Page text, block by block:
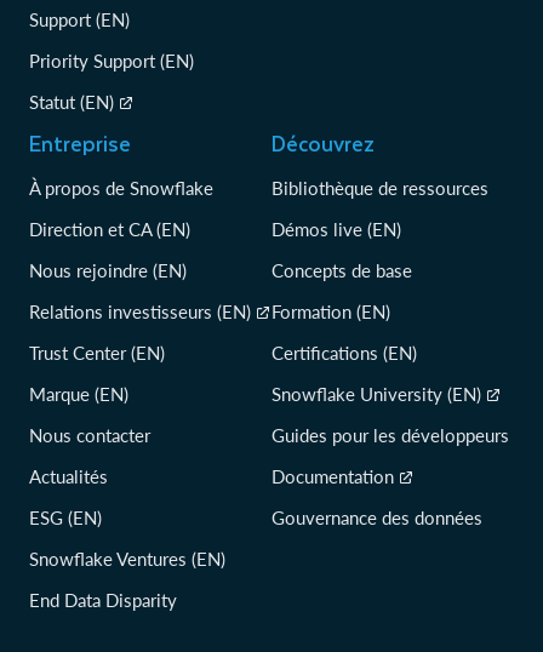
Support (EN)
Priority Support (EN)
Statut (EN)
Entreprise
À propos de Snowflake
Direction et CA (EN)
Nous rejoindre (EN)
Relations investisseurs (EN)
Trust Center (EN)
Marque (EN)
Nous contacter
Actualités
ESG (EN)
Snowflake Ventures (EN)
End Data Disparity
Découvrez
Bibliothèque de ressources
Démos live (EN)
Concepts de base
Formation (EN)
Certifications (EN)
Snowflake University (EN)
Guides pour les développeurs
Documentation
Gouvernance des données